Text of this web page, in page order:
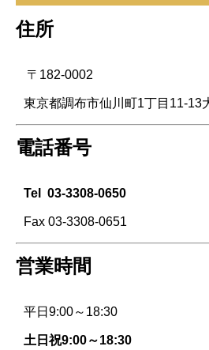
住所
〒182-0002
東京都調布市仙川町1丁目11-13
電話番号
Tel 03-3308-0650
Fax 03-3308-0651
営業時間
平日9:00～18:30
土日祝9:00～18:30